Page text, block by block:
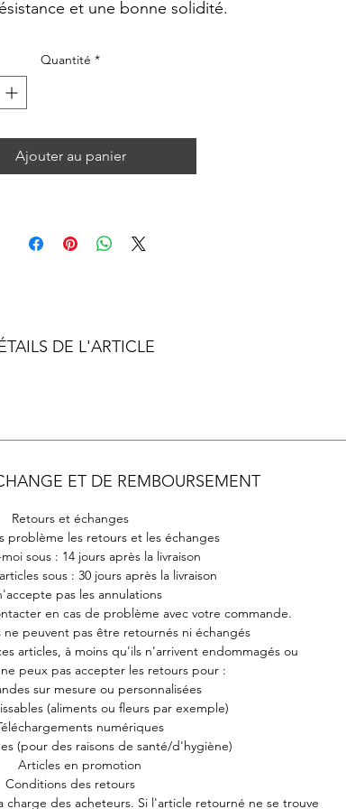
et une bonne solidité.
vous souhaitez un sac weekend.
pas disponible à la vente seul.
Quantité *
Ajouter au panier
DE L'ARTICLE
ET DE REMBOURSEMENT
Retours et échanges
problème les retours et les échanges
sous : 14 jours après la livraison
sous : 30 jours après la livraison
pas les annulations
en cas de problème avec votre commande.
ne peuvent pas être retournés ni échangés
articles, à moins qu'ils n'arrivent endommagés ou
peux pas accepter les retours pour :
sur mesure ou personnalisées
(aliments ou fleurs par exemple)
numériques
(pour des raisons de santé/d'hygiène)
Articles en promotion
Conditions des retours
charge des acheteurs. Si l'article retourné ne se trouve